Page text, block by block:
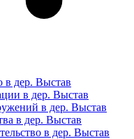
в дер. Выстав
в дер. Выстав
в дер. Выстав
в дер. Выстав
в дер. Выстав